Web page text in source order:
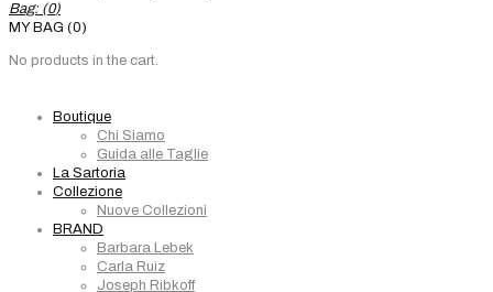
Bag: (0)
MY BAG (0)
No products in the cart.
Boutique
Chi Siamo
Guida alle Taglie
La Sartoria
Collezione
Nuove Collezioni
BRAND
Barbara Lebek
Carla Ruiz
Joseph Ribkoff